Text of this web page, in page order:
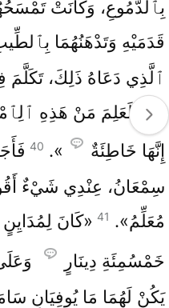
بِٱلدُّمُوعِ، وَكَانَتْ
قَدَمَيْهِ وَتَدْهَنُهُمَا
ٱلَّذِي دَعَاهُ ذَلِكَ، تَكَلَّمَ
نَبِيًّا، لَعَلِمَ مَنْ هَذِهِ
إِنَّهَا خَاطِئَةٌ
».
40
سِمْعَانُ، عِنْدِي شَيْءٌ
مُعَلِّمُ». 41 «كَانَ
خَمْسُمِئَةِ دِينَارٍ
يَكُنْ لَهُمَا مَا يُوفِيَانِ